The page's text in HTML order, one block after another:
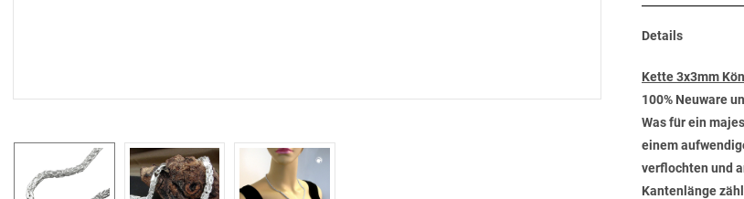
Details
Kette 3x3mm
100% Neuware
Was für ein
einem
verflochten und
Kantenlänge